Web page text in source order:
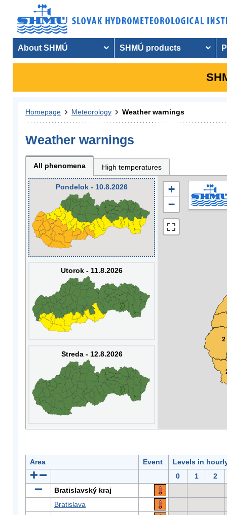
About SHMÚ SHMÚ products
Homepage Meteorology Weather warnings
Weather warnings
All phenomena High temperatures
Pondelok - 10.8.2026
Utorok - 11.8.2026
Streda - 12.8.2026
2
+
−
Area Event
Levels in
0
1
2
Bratislavský kraj
Bratislava